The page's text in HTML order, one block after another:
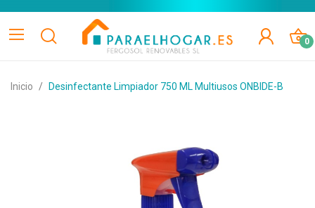
0
Inicio Desinfectante Limpiador 750 ML Multiusos ONBIDE-B